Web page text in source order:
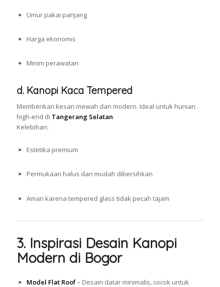
Umur pakai panjang
Harga ekonomis
Minim perawatan
d. Kanopi Kaca Tempered
Memberikan kesan mewah dan modern. Ideal untuk hunian
high-end di Tangerang Selatan.
Kelebihan:
Estetika premium
Permukaan halus dan mudah dibersihkan
Aman karena tempered glass tidak pecah tajam
3. Inspirasi Desain Kanopi
Modern di Bogor
Model Flat Roof– Desain datar minimalis, cocok untuk